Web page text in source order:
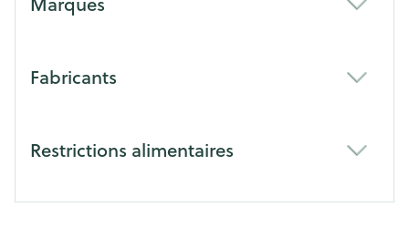
Fabricants
Restrictions alimentaires